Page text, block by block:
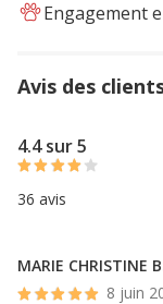
Engagement
Avis des
4.4 sur 5
36 avis
58% des
MARIE CHRISTINE
8 juin